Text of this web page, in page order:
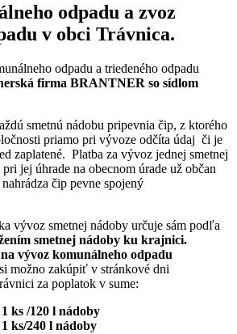
odpadu a zvoz
v obci Trávnica.
odpadu a triedeného odpadu
firma BRANTNER so sídlom
smetnú nádobu pripevnia čip, z ktorého
priamo pri vývoze odčíta údaj či je
zaplatené. Platba za vývoz jednej smetnej
jej úhrade na obecnom úrade už občan
čip pevne spojený
vývoz smetnej nádoby určuje sám podľa
smetnej nádoby ku krajnici.
vývoz komunálneho odpadu
si možno zakúpiť v stránkové dni
za poplatok v sume:
ks /120 l nádoby
ks/240 l nádoby